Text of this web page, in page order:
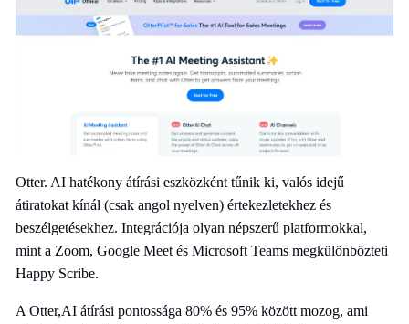
Otter. AI hatékony átírási eszközként tűnik ki, valós idejű
átiratokat kínál (csak angol nyelven) értekezletekhez és
beszélgetésekhez. Integrációja olyan népszerű platformokkal,
mint a Zoom, Google Meet és Microsoft Teams megkülönbözteti
Happy Scribe.
A Otter,AI átírási pontossága 80% és 95% között mozog, ami